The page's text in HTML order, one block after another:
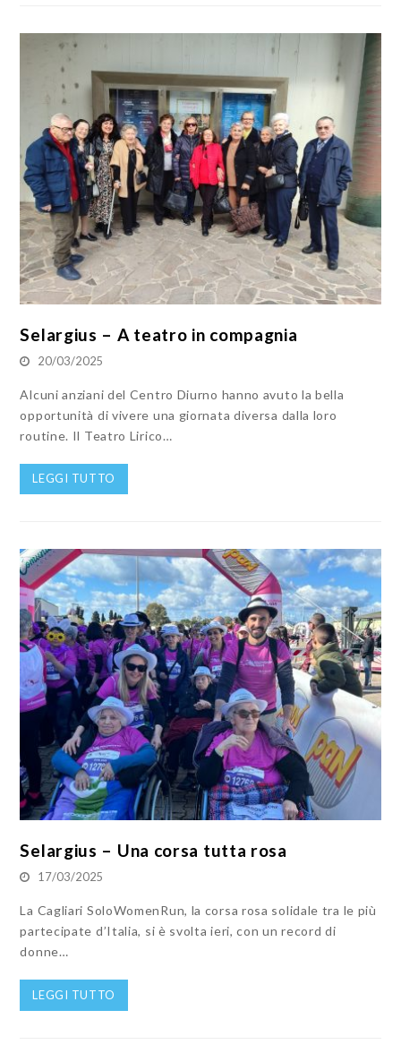
Selargius – A teatro in compagnia
20/03/2025
Alcuni anziani del Centro Diurno hanno avuto la bella
opportunità di vivere una giornata diversa dalla loro
routine. Il Teatro Lirico…
LEGGI TUTTO
Selargius – Una corsa tutta rosa
17/03/2025
La Cagliari SoloWomenRun, la corsa rosa solidale tra le più
partecipate d’Italia, si è svolta ieri, con un record di
donne…
LEGGI TUTTO